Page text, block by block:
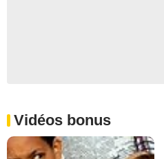
Vidéos bonus